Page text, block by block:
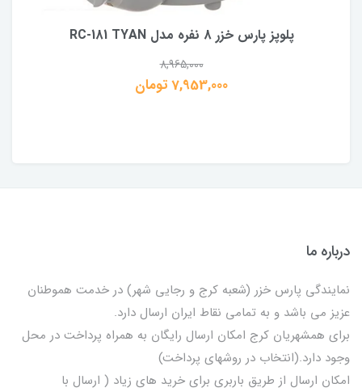
پلوپز پارس خزر 8 نفره مدل RC-181 TYAN
8,965,000
7,953,000 تومان
درباره ما
نمایندگی پارس خزر (شعبه کرج و رجایی شهر) در خدمت هموطنان
عزیز می باشد و به تمامی نقاط ایران ارسال دارد.
برای همشهریان کرج امکان ارسال رایگان به همراه پرداخت در محل
وجود دارد.(انتخاب در روشهای پرداخت)
امکان ارسال از طریق باربری برای خرید های زیاد ( ارسال با